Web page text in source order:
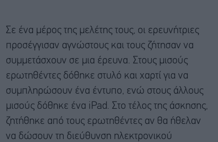
Σε ένα μέρος της μελέτης τους, οι ερευνήτριες
προσέγγισαν αγνώστους και τους ζήτησαν να
συμμετάσχουν σε μια έρευνα. Στους μισούς
ερωτηθέντες δόθηκε στυλό και χαρτί για να
συμπληρώσουν ένα έντυπο, ενώ στους άλλους
μισούς δόθηκε ένα iPad. Στο τέλος της άσκησης,
ζητήθηκε από τους ερωτηθέντες αν θα ήθελαν
να δώσουν τη διεύθυνση ηλεκτρονικού